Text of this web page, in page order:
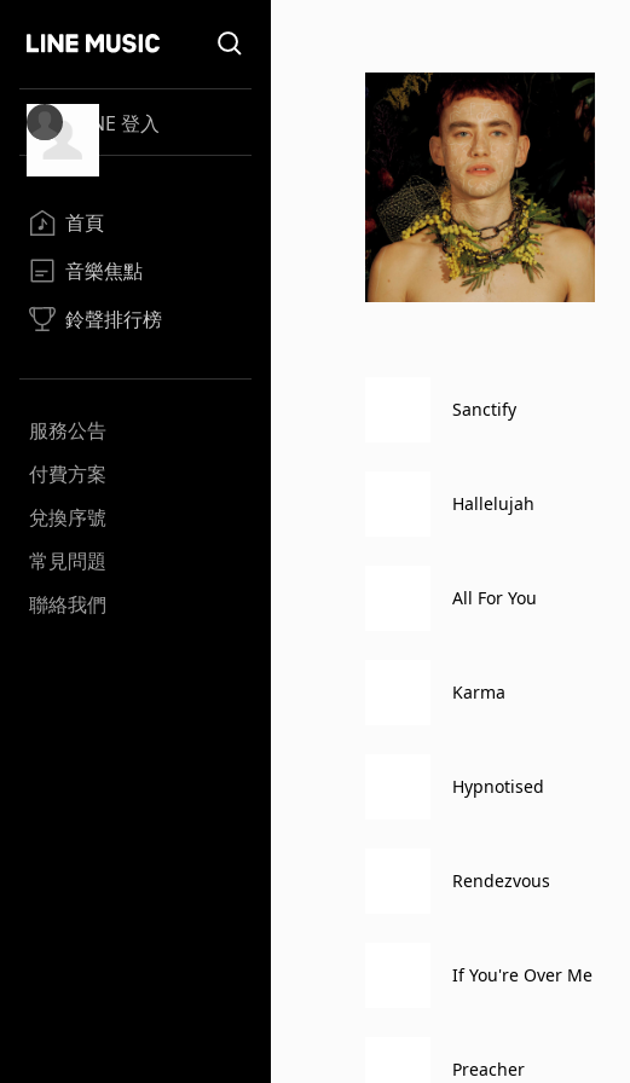
LINE 登入
首頁
音樂焦點
鈴聲排行榜
服務公告
付費方案
兌換序號
常見問題
聯絡我們
Sanctify
Hallelujah
All For You
Karma
Hypnotised
Rendezvous
If You're Over Me
Preacher